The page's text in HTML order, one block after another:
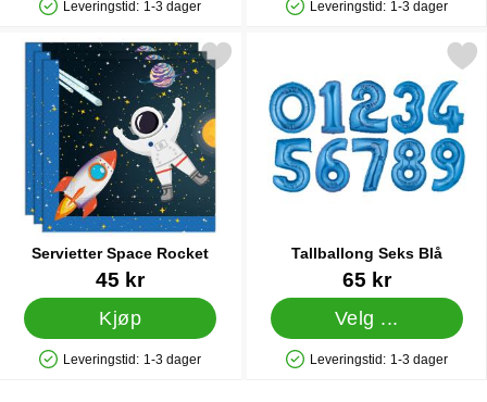
Produkttilgjengelighet: På lager
Leveringstid: 1-3 dager
Produkttilgjengelighet: På lager
Leveringstid: 1-3 dager
Servietter Space Rocket
Varenummer 42262
45 kr
Kjøp
Produkttilgjengelighet: På lager
Leveringstid: 1-3 dager
Merk servietter Space Rocket som favoritt
Tallballong Seks Blå
Varenummer 5063
65 kr
Velg ...
Produkttilgjengelighet: På lager
Leveringstid: 1-3 dager
Merk tallballong